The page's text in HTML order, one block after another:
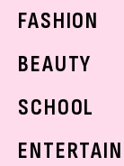
FASHION
着回し
BEAUTY
ベストコス
SCHOOL